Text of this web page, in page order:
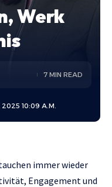
Werk
2025 10:09 A.M.
7 MIN READ
immer wieder
Engagement und